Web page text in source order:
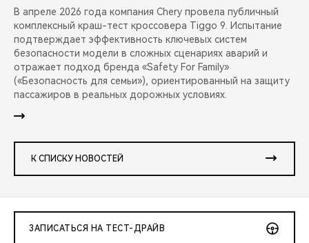
В апреле 2026 года компания Chery провела публичный
комплексный краш-тест кроссовера Tiggo 9. Испытание
подтверждает эффективность ключевых систем
безопасности модели в сложных сценариях аварий и
отражает подход бренда «Safety For Family»
(«Безопасность для семьи»), ориентированный на защиту
пассажиров в реальных дорожных условиях.
К СПИСКУ НОВОСТЕЙ
ЗАПИСАТЬСЯ НА ТЕСТ-ДРАЙВ